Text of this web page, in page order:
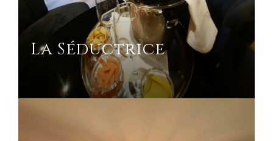
La Séductrice